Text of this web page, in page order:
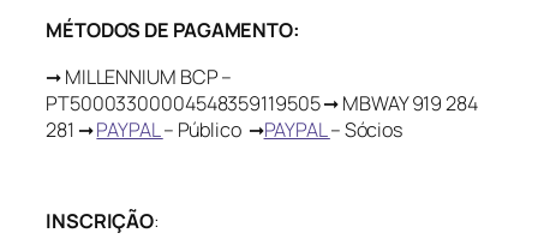
MÉTODOS DE PAGAMENTO:
➞ MILLENNIUM BCP –
PT50003300004548359119505 ➞ MBWAY 919 284
281 ➞PAYPAL– Público ➞PAYPAL– Sócios
INSCRIÇÃO: